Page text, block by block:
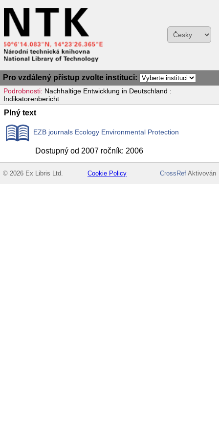
Pro vzdálený přístup zvolte instituci:
Podrobnosti: Nachhaltige Entwicklung in Deutschland :
Indikatorenbericht
Plný text
EZB journals Ecology Environmental Protection
Dostupný od 2007 ročník: 2006
© 2026 Ex Libris Ltd. Cookie Policy CrossRefAktivován